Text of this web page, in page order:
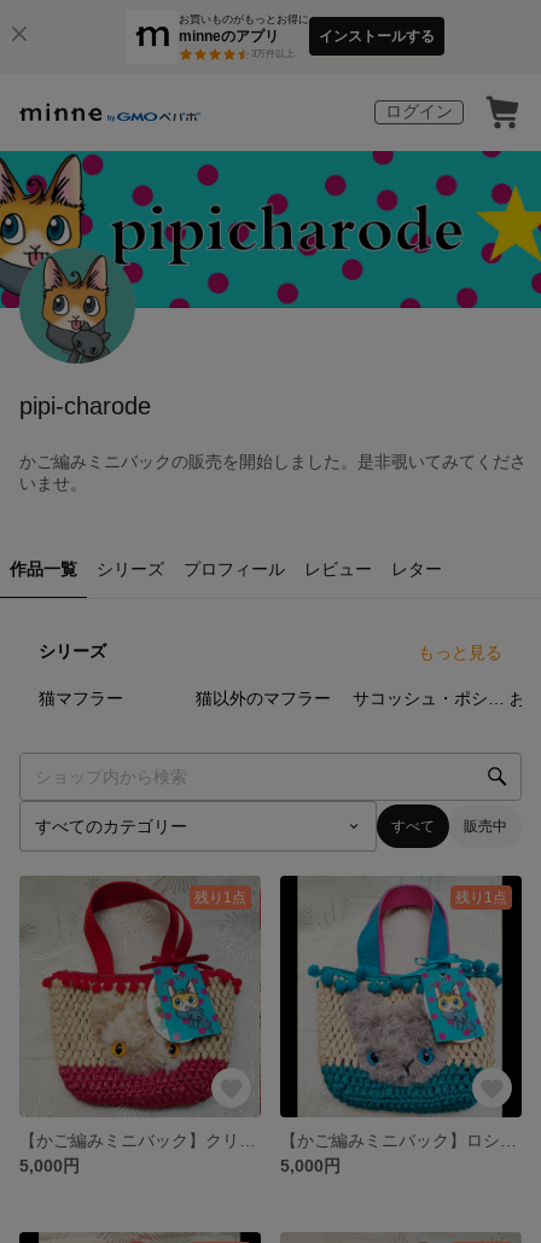
お買いものがもっとお得に
minneのアプリ
3万件以上
インストールする
ログイン
pipi-charode
かご編みミニバックの販売を開始しました。是非覗いてみてくださ
いませ。
作品一覧 シリーズ プロフィール レビュー レター
シリーズ もっと見る
猫マフラー 猫以外のマフラー
すべて 販売中
残り1点
5,000円
残り1点
5,000円